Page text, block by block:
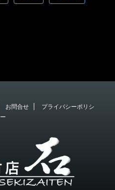
お問合せ
プライバシーポリシ
ー